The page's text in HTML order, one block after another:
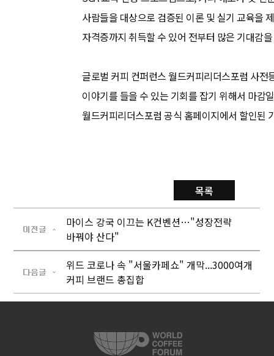
사람들을 대상으로 검증된 이론 및 실기 교육을
자격증까지 취득할 수 있어 전부터 많은 기대감
글로벌 커피 컨퍼런스 월드커피리더스포럼 사
이야기를 들을 수 있는 기회를 잡기 위해서 마감
월드커피리더스포럼 공식 홈페이지에서 할인된
목록
마이스 강국 이끄는 K컨벤션…"성장전략
바꿔야 산다"
위드 코로나 속 "서울카페쇼" 개막...3000여개
커피 브랜드 총집합